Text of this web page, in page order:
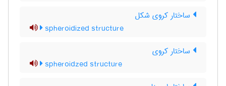
ساختار کروی شکل
spheroidized structure
ساختار کروی
spheroidzed structure